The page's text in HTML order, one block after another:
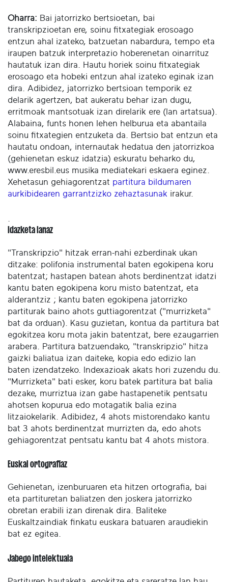
Oharra: Bai jatorrizko bertsioetan, bai
transkripzioetan ere, soinu fitxategiak erosoago
entzun ahal izateko, batzuetan nabardura, tempo eta
iraupen batzuk interpretazio hoberenetan oinarrituz
hautatuk izan dira. Hautu horiek soinu fitxategiak
erosoago eta hobeki entzun ahal izateko eginak izan
dira. Adibidez, jatorrizko bertsioan temporik ez
delarik agertzen, bat aukeratu behar izan dugu,
erritmoak mantsotuak izan direlarik ere (lan artatsua).
Alabaina, funts honen lehen helburua eta abantaila
soinu fitxategien entzuketa da. Bertsio bat entzun eta
hautatu ondoan, internautak hedatua den jatorrizkoa
(gehienetan eskuz idatzia) eskuratu beharko du,
www.eresbil.eus musika mediatekari eskaera eginez.
Xehetasun gehiagorentzat partitura bildumaren
aurkibidearen garrantzizko zehaztasunak irakur.
Idazketa lanaz
"Transkripzio" hitzak erran-nahi ezberdinak ukan
ditzake: polifonia instrumental baten egokipena koru
batentzat; hastapen batean ahots berdinentzat idatzi
kantu baten egokipena koru misto batentzat, eta
alderantziz ; kantu baten egokipena jatorrizko
partiturak baino ahots guttiagorentzat ("murrizketa"
bat da orduan). Kasu guzietan, kontua da partitura bat
egokitzea koru mota jakin batentzat, bere ezaugarrien
arabera. Partitura batzuendako, "transkripzio" hitza
gaizki baliatua izan daiteke, kopia edo edizio lan
baten izendatzeko. Indexazioak akats hori zuzendu du.
"Murrizketa" bati esker, koru batek partitura bat balia
dezake, murriztua izan gabe hastapenetik pentsatu
ahotsen kopurua edo motagatik balia ezina
litzaiokelarik. Adibidez, 4 ahots mistorendako kantu
bat 3 ahots berdinentzat murrizten da, edo ahots
gehiagorentzat pentsatu kantu bat 4 ahots mistora.
Euskal ortografiaz
Gehienetan, izenburuaren eta hitzen ortografia, bai
eta partituretan baliatzen den joskera jatorrizko
obretan erabili izan direnak dira. Baliteke
Euskaltzaindiak finkatu euskara batuaren araudiekin
bat ez egitea.
Jabego intelektuala